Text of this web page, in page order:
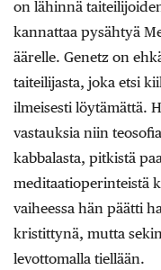
on lähinnä
kannattaa pysähtyä
äärelle. Genetz on
taiteilijasta, joka etsi
ilmeisesti löytämättä.
vastauksia niin
kabbalasta, pitkistä
meditaatioperinteistä
vaiheessa hän päätti
kristittynä, mutta
levottomalla tiellään.